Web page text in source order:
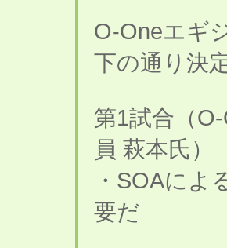
O-Oneエギ
下の通り決
第1試合（
員 萩本氏）
・SOAに
要だ